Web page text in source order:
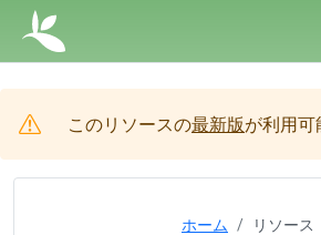
このリソースの最新版が利用可
ホーム リソース